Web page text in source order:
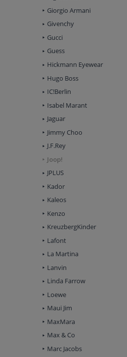
Giorgio Armani
Givenchy
Gucci
Guess
Hickmann Eyewear
Hugo Boss
IC!Berlin
Isabel Marant
Jaguar
Jimmy Choo
J.F.Rey
Joop!
JPLUS
Kador
Kaleos
Kenzo
KreuzbergKinder
Lafont
La Martina
Lanvin
Linda Farrow
Loewe
Maui Jim
MaxMara
Max & Co
Marc Jacobs